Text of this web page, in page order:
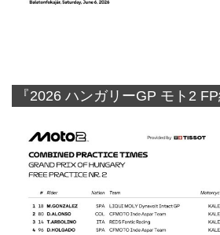
『2026 ハンガリーGP モト2